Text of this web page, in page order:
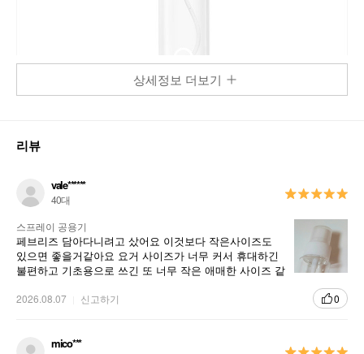
상세정보 더보기
리뷰
vale******
40대
스프레이 공용기
페브리즈 담아다니려고 샀어요 이것보다 작은사이즈도
있으면 좋을거같아요 요거 사이즈가 너무 커서 휴대하긴
불편하고 기초용으로 쓰긴 또 너무 작은 애매한 사이즈 같
2026.08.07 신고하기 0
mico***